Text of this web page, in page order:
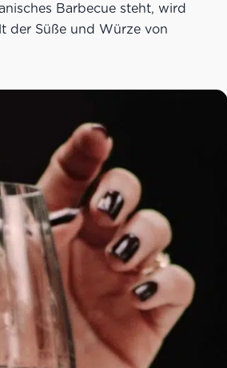
Barbecue steht, wird
der Süße und Würze von